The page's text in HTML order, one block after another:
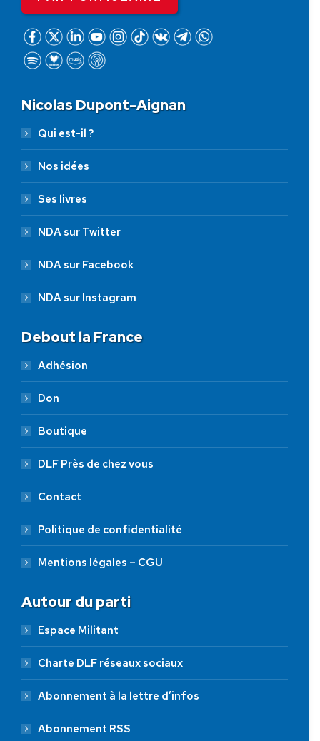
Nicolas Dupont-Aignan
Qui est-il ?
Nos idées
Ses livres
NDA sur Twitter
NDA sur Facebook
NDA sur Instagram
Debout la France
Adhésion
Don
Boutique
DLF Près de chez vous
Contact
Politique de confidentialité
Mentions légales – CGU
Autour du parti
Espace Militant
Charte DLF réseaux sociaux
Abonnement à la lettre d’infos
Abonnement RSS